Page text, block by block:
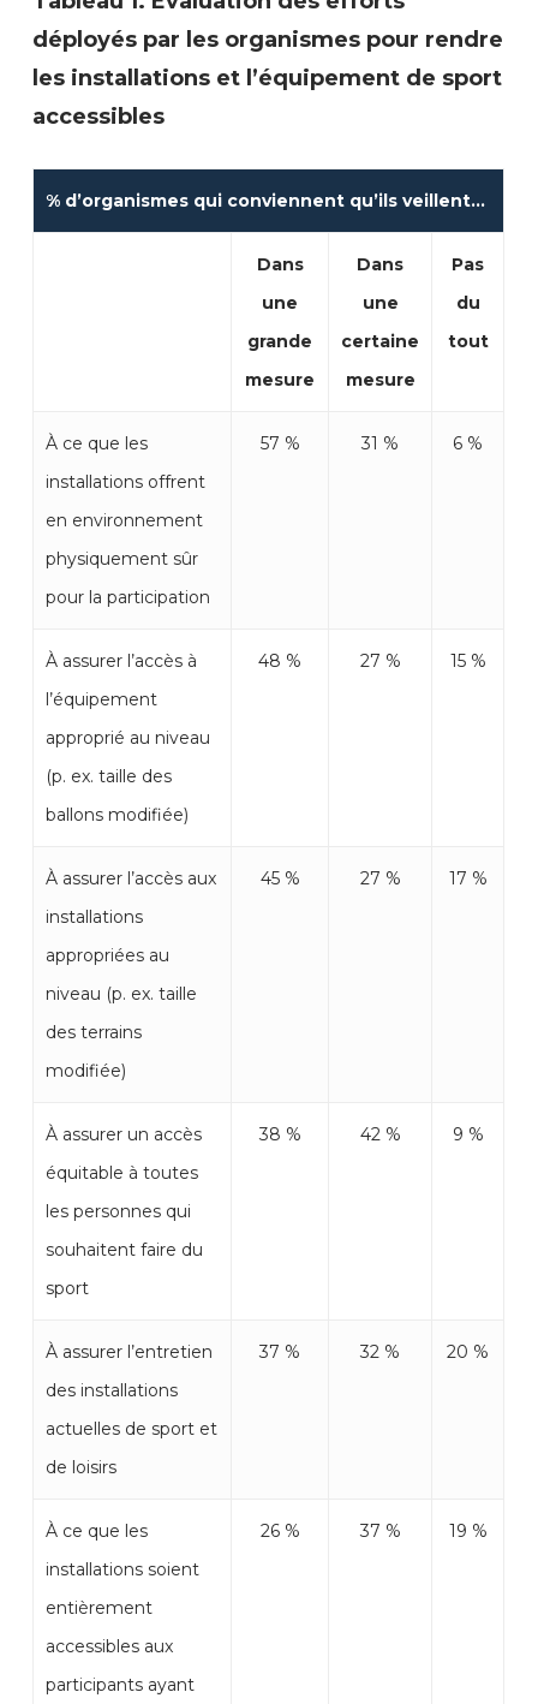
déployés par les organismes pour rendre
les installations et l’équipement de sport
accessibles
% d’organismes qui conviennent qu’ils veillent…
Dans
une
grande
mesure
Dans
une
certaine
mesure
Pas
du
tout
À ce que les
installations offrent
en environnement
physiquement sûr
pour la participation
57 % 31 % 6 %
À assurer l’accès à
l’équipement
approprié au niveau
(p. ex. taille des
ballons modifiée)
48 % 27 % 15 %
À assurer l’accès aux
installations
appropriées au
niveau (p. ex. taille
des terrains
modifiée)
45 % 27 % 17 %
À assurer un accès
équitable à toutes
les personnes qui
souhaitent faire du
sport
38 % 42 % 9 %
À assurer l’entretien
des installations
actuelles de sport et
de loisirs
37 % 32 % 20 %
À ce que les
installations soient
entièrement
accessibles aux
participants ayant
26 % 37 % 19 %